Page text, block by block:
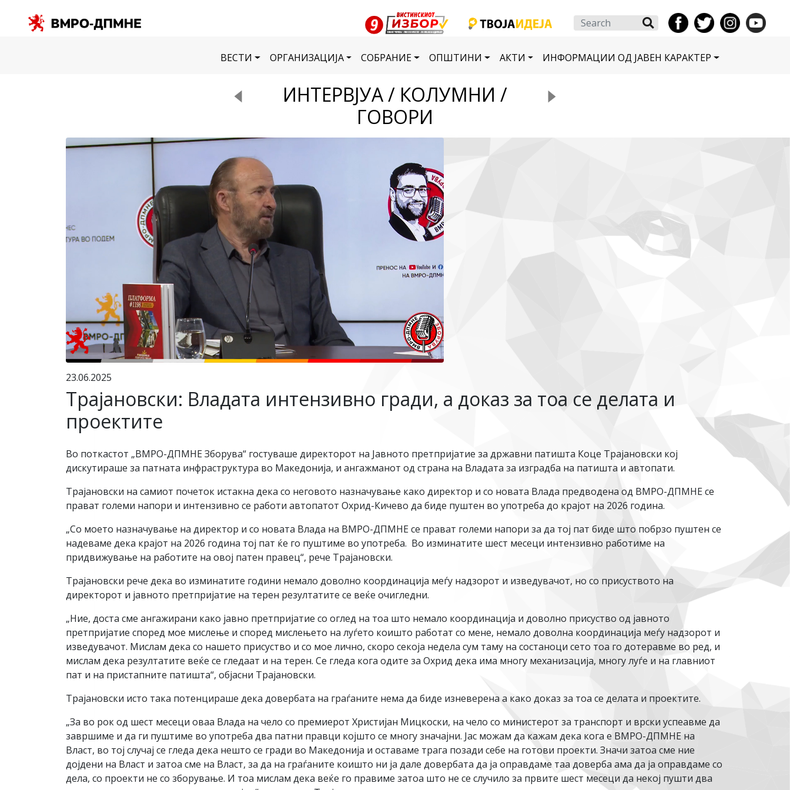
Search
ВЕСТИ ОРГАНИЗАЦИЈА СОБРАНИЕ ОПШТИНИ АКТИ ИНФОРМАЦИИ ОД ЈАВЕН КАРАКТЕР
ИНТЕРВЈУА / КОЛУМНИ /
ГОВОРИ
23.06.2025
Трајановски: Владата интензивно гради, а доказ за тоа се делата и
проектите
Во поткастот „ВМРО-ДПМНЕ Зборува“ гостуваше директорот на Јавното претпријатие за државни патишта Коце Трајановски кој
дискутираше за патната инфраструктура во Македонија, и ангажманот од страна на Владата за изградба на патишта и автопати.
Трајановски на самиот почеток истакна дека со неговото назначување како директор и со новата Влада предводена од ВМРО-ДПМНЕ се
прават големи напори и интензивно се работи автопатот Охрид-Кичево да биде пуштен во употреба до крајот на 2026 година.
„Со моето назначување на директор и со новата Влада на ВМРО-ДПМНЕ се прават големи напори за да тој пат биде што побрзо пуштен се
надеваме дека крајот на 2026 година тој пат ќе го пуштиме во употреба. Во изминатите шест месеци интензивно работиме на
придвижување на работите на овој патен правец“, рече Трајановски.
Трајановски рече дека во изминатите години немало доволно координација меѓу надзорот и изведувачот, но со присуството на
директорот и јавното претпријатие на терен резултатите се веќе очигледни.
„Ние, доста сме ангажирани како јавно претпријатие со оглед на тоа што немало координација и доволно присуство од јавното
претпријатие според мое мислење и според мислењето на луѓето коишто работат со мене, немало доволна координација меѓу надзорот и
изведувачот. Мислам дека со нашето присуство и со мое лично, скоро секоја недела сум таму на состаноци сето тоа го дотеравме во ред, и
мислам дека резултатите веќе се гледаат и на терен. Се гледа кога одите за Охрид дека има многу механизација, многу луѓе и на главниот
пат и на пристапните патишта“, објасни Трајановски.
Трајановски исто така потенцираше дека довербата на граѓаните нема да биде изневерена а како доказ за тоа се делата и проектите.
„За во рок од шест месеци оваа Влада на чело со премиерот Христијан Мицкоски, на чело со министерот за транспорт и врски успеавме да
завршиме и да ги пуштиме во употреба два патни правци којшто се многу значајни. Јас можам да кажам дека кога е ВМРО-ДПМНЕ на
Власт, во тој случај се гледа дека нешто се гради во Македонија и оставаме трага позади себе на готови проекти. Значи затоа сме ние
дојдени на Власт и затоа сме на Власт, за да на граѓаните коишто ни ја дале довербата да ја оправдаме таа доверба ама да ја оправдаме со
дела, со проекти не со зборување. И тоа мислам дека веќе го правиме затоа што не се случило за првите шест месеци да некој пушти два